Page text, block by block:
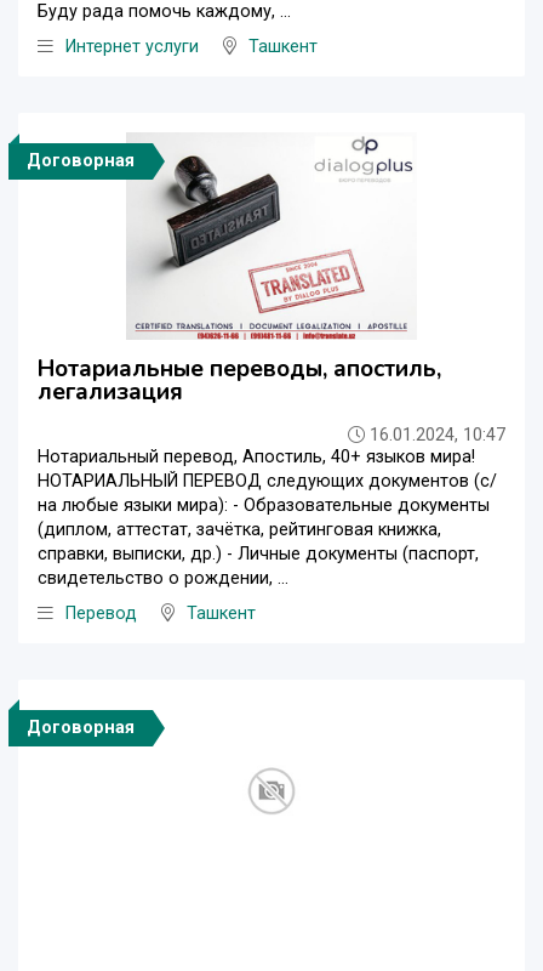
Буду рада помочь каждому, ...
Интернет услуги
Ташкент
Договорная
Нотариальные переводы, апостиль,
легализация
16.01.2024, 10:47
Нотариальный перевод, Апостиль, 40+ языков мира!
НОТАРИАЛЬНЫЙ ПЕРЕВОД следующих документов (с/
на любые языки мира): - Образовательные документы
(диплом, аттестат, зачётка, рейтинговая книжка,
справки, выписки, др.) - Личные документы (паспорт,
свидетельство о рождении, ...
Перевод
Ташкент
Договорная